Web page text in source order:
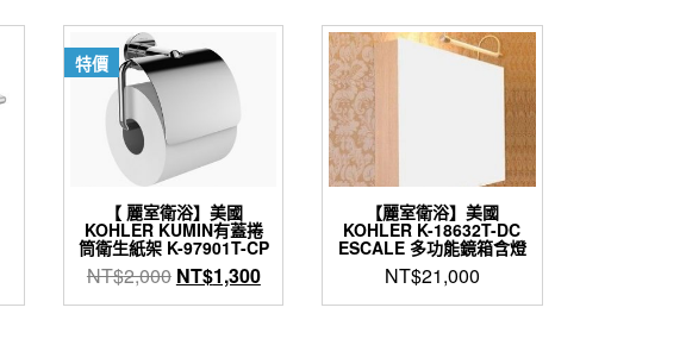
特價
【 麗室衛浴】美國
KOHLER KUMIN有蓋捲
筒衛生紙架 K-97901T-CP
NT$2,000 原
始
NT$1,300目
前
【麗室衛浴】美國
KOHLER K-18632T-DC
ESCALE 多功能鏡箱含燈
NT$21,000